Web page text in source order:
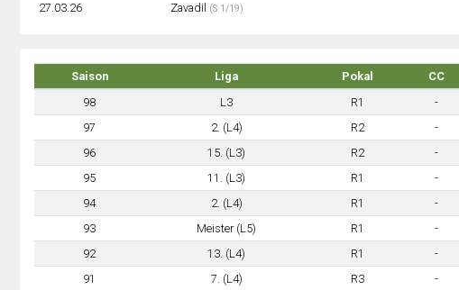
27.03.26
Zavadil (S 1/19)
Saison Liga Pokal CC
98
L3 R1 -
97
2. (L4) R2 -
96
15. (L3) R2 -
95
11. (L3) R1 -
94
2. (L4) R1 -
93
Meister (L5) R1 -
92
13. (L4) R1 -
91
7. (L4) R3 -